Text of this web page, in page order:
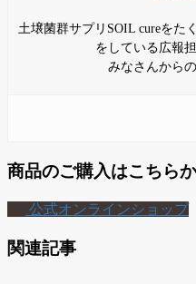
土壌菌群サプリSOIL cureをた
をしている広報
みなさんから
商品のご購入はこちら
公式オンラインショップ
関連記事